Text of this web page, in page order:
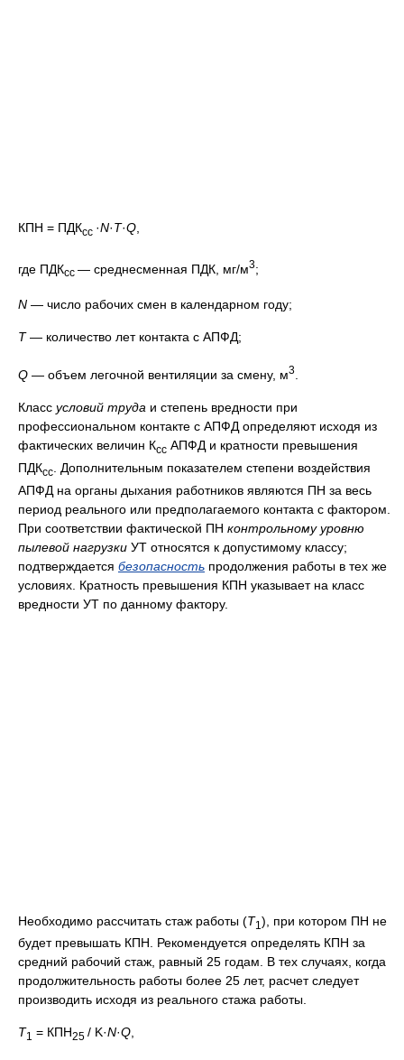
КПН = ПДКcc ·N·T·Q
где ПДКcc — среднесменная ПДК, мг/м3;
N — число рабочих смен в календарном году;
Т— количество лет контакта с АПФД;
Q — объем легочной вентиляции за смену, м3
Класс условий труда и степень вредности при
профессиональном контакте с АПФД определяют исходя из
фактических величин Ксс АПФД и кратности превышения
ПДКсс
. Дополнительным показателем степени воздействия
АПФД на органы дыхания работников являются ПН за весь
период реального или предполагаемого контакта с фактором.
При соответствии фактической ПН контрольному уровню
пылевой нагрузки УТ относятся к допустимому классу;
подтверждается безопасность продолжения работы в тех же
условиях. Кратность превышения КПН указывает на класс
вредности УТ по данному фактору.
Необходимо рассчитать стаж работы (Т1 ), при котором ПН не
будет превышать КПН. Рекомендуется определять КПН за
средний рабочий стаж, равный 25 годам. В тех случаях, когда
продолжительность работы более 25 лет, расчет следует
производить исходя из реального стажа работы.
Т1 = КПН25 / K·N·Q,